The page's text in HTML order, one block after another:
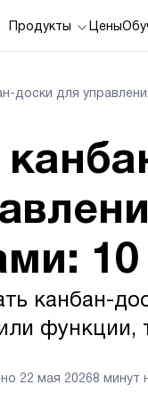
Продукты Цены
доски для
канбан-
функции,
22 мая 20268 минут